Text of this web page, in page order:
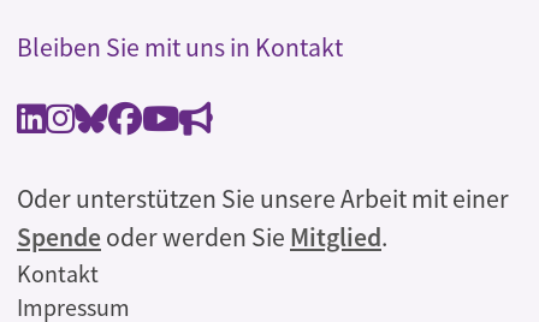
Bleiben Sie mit uns in Kontakt
Oder unterstützen Sie unsere Arbeit mit einer
Spendeoder werden Sie Mitglied.
Rechtliches
Kontakt
Impressum